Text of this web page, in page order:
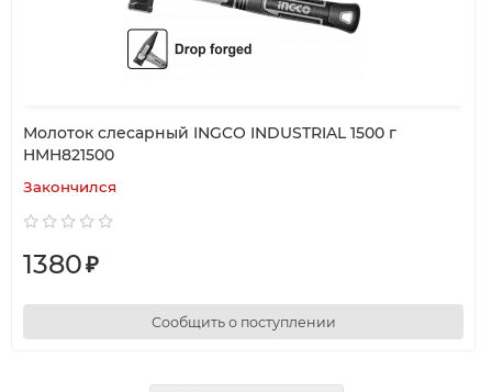
Молоток слесарный INGCO INDUSTRIAL 1500 г
HMH821500
Закончился
1380₽
Сообщить о поступлении